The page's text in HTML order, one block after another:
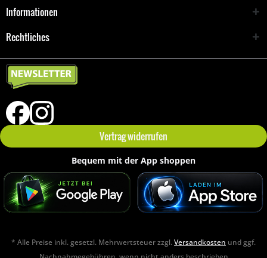
Informationen
Rechtliches
Vertrag widerrufen
Bequem mit der App shoppen
* Alle Preise inkl. gesetzl. Mehrwertsteuer zzgl.Versandkosten und ggf.